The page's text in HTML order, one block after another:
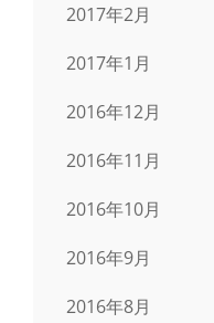
2017年2月
2017年1月
2016年12月
2016年11月
2016年10月
2016年9月
2016年8月